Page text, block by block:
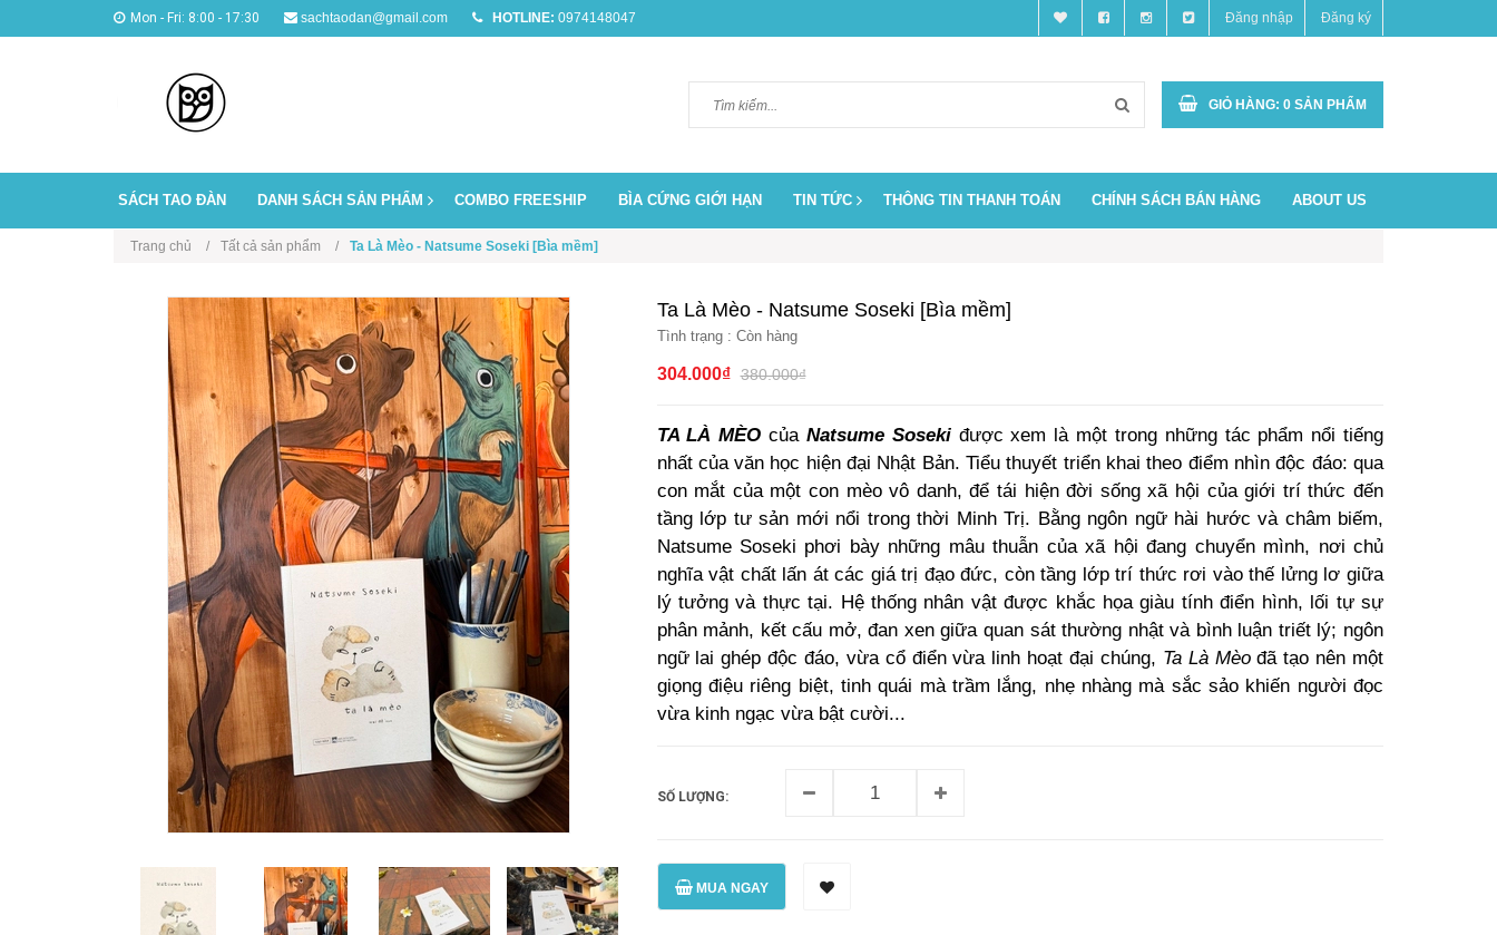
Mon - Fri: 8:00 - 17:30 sachtaodan@gmail.com HOTLINE: 0974148047 Đăng nhập Đăng ký
GIỎ HÀNG: 0 SẢN PHẨM
SÁCH TAO ĐÀN DANH SÁCH SẢN PHẨM COMBO FREESHIP BÌA CỨNG GIỚI HẠN TIN TỨC THÔNG TIN THANH TOÁN CHÍNH SÁCH BÁN HÀNG ABOUT US
Trang chủ Tất cả sản phẩm Ta Là Mèo - Natsume Soseki [Bìa mềm]
Ta Là Mèo - Natsume Soseki [Bìa mềm]
Tình trạng : Còn hàng
304.000₫ 380.000₫
TA LÀ MÈO của Natsume Sosekiđược xem là một trong những tác phẩm nổi tiếng
nhất của văn học hiện đại Nhật Bản. Tiểu thuyết triển khai theo điểm nhìn độc đáo: qua
con mắt của một con mèo vô danh, để tái hiện đời sống xã hội của giới trí thức đến
tầng lớp tư sản mới nổi trong thời Minh Trị. Bằng ngôn ngữ hài hước và châm biếm,
Natsume Soseki phơi bày những mâu thuẫn của xã hội đang chuyển mình, nơi chủ
nghĩa vật chất lấn át các giá trị đạo đức, còn tầng lớp trí thức rơi vào thế lửng lơ giữa
lý tưởng và thực tại. Hệ thống nhân vật được khắc họa giàu tính điển hình, lối tự sự
phân mảnh, kết cấu mở, đan xen giữa quan sát thường nhật và bình luận triết lý; ngôn
ngữ lai ghép độc đáo, vừa cổ điển vừa linh hoạt đại chúng, Ta Là Mèođã tạo nên một
giọng điệu riêng biệt, tinh quái mà trầm lắng, nhẹ nhàng mà sắc sảo khiến người đọc
vừa kinh ngạc vừa bật cười...
SỐ LƯỢNG:
MUA NGAY